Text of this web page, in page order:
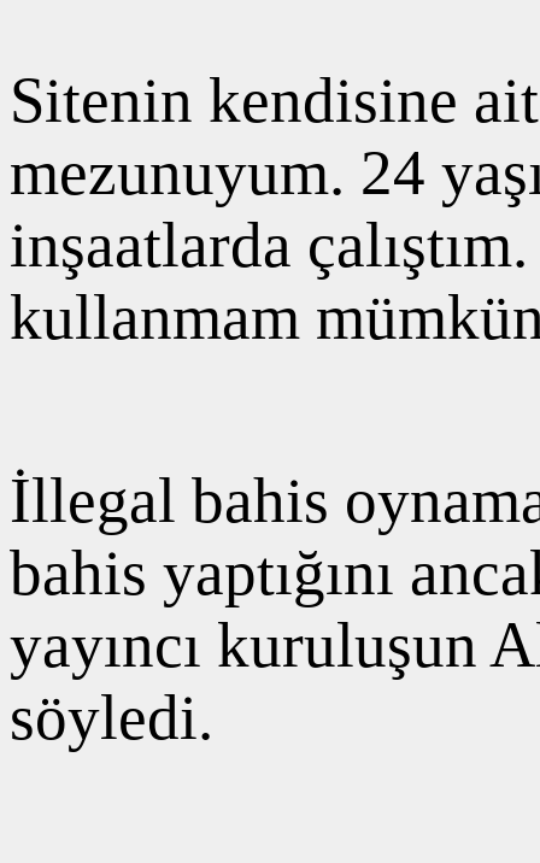
Sitenin kendisine
mezunuyum. 24
inşaatlarda
kullanmam
İllegal bahis
bahis yaptığını
yayıncı kuruluşun
söyledi.